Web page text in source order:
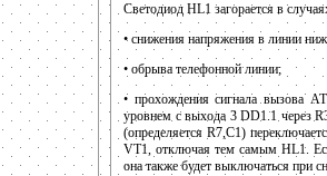
Светодиод HL1 загорается в
• снижения напряжения в линии
• обрыва телефонной линии;
• прохождения сигнала вызова
уровнем с выхода 3 DD1.1 через
(определяется R7,C1)
VT1, отключая тем самым HL1.
она также будет выключаться при